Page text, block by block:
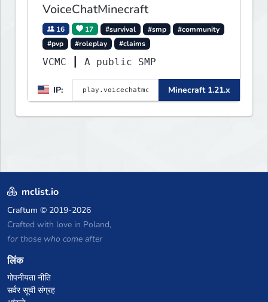
VoiceChatMinecraft
16 17 #survival #smp
#community
#pvp
#roleplay #claims
VCMC ┃ A public SMP
IP: Minecraft 1.21.x
mclist.io
Craftum © 2019-2026
Crafted with love in Poland,
for those who come after
लिंक
गोपनीयता नीति
सर्वर सूची संग्रह